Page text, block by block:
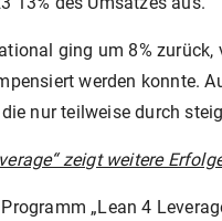
ging um 8%
werden konnte.
nur teilweise durch
zeigt weitere
„Lean 4